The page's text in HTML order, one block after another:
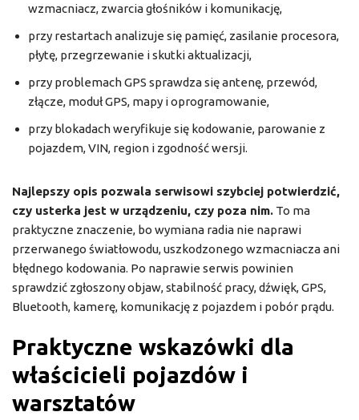
wzmacniacz, zwarcia głośników i komunikację,
przy restartach analizuje się pamięć, zasilanie procesora,
płytę, przegrzewanie i skutki aktualizacji,
przy problemach GPS sprawdza się antenę, przewód,
złącze, moduł GPS, mapy i oprogramowanie,
przy blokadach weryfikuje się kodowanie, parowanie z
pojazdem, VIN, region i zgodność wersji.
Najlepszy opis pozwala serwisowi szybciej potwierdzić,
czy usterka jest w urządzeniu, czy poza nim. To ma
praktyczne znaczenie, bo wymiana radia nie naprawi
przerwanego światłowodu, uszkodzonego wzmacniacza ani
błędnego kodowania. Po naprawie serwis powinien
sprawdzić zgłoszony objaw, stabilność pracy, dźwięk, GPS,
Bluetooth, kamerę, komunikację z pojazdem i pobór prądu.
Praktyczne wskazówki dla
właścicieli pojazdów i
warsztatów